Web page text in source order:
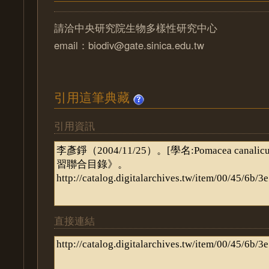
請洽中央研究院生物多樣性研究中心
email：biodiv@gate.sinica.edu.tw
引用這筆典藏
引用資訊
直接連結